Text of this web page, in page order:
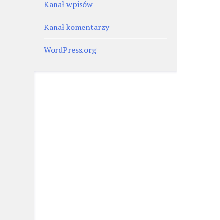
Kanał wpisów
Kanał komentarzy
WordPress.org